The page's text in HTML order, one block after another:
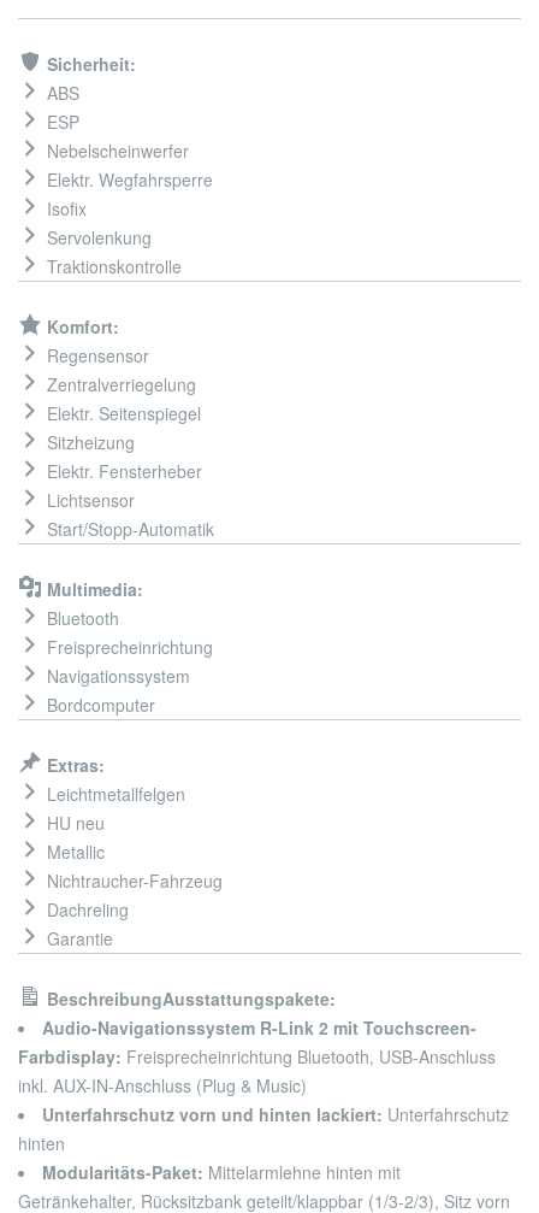
Sicherheit:
ABS
ESP
Nebelscheinwerfer
Elektr. Wegfahrsperre
Isofix
Servolenkung
Traktionskontrolle
Komfort:
Regensensor
Zentralverriegelung
Elektr. Seitenspiegel
Sitzheizung
Elektr. Fensterheber
Lichtsensor
Start/Stopp-Automatik
Multimedia:
Bluetooth
Freisprecheinrichtung
Navigationssystem
Bordcomputer
Extras:
Leichtmetallfelgen
HU neu
Metallic
Nichtraucher-Fahrzeug
Dachreling
Garantie
BeschreibungAusstattungspakete:
Audio-Navigationssystem R-Link 2 mit Touchscreen-
Farbdisplay: Freisprecheinrichtung Bluetooth, USB-Anschluss
inkl. AUX-IN-Anschluss (Plug & Music)
Unterfahrschutz vorn und hinten lackiert: Unterfahrschutz
hinten
Modularitäts-Paket: Mittelarmlehne hinten mit
Getränkehalter, Rücksitzbank geteilt/klappbar (1/3-2/3), Sitz vorn